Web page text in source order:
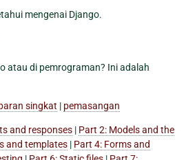
mengenai Django.
atau di pemrograman? Ini adalah
singkat | pemasangan
and responses | Part 2: Models and the
and templates | Part 4: Forms and